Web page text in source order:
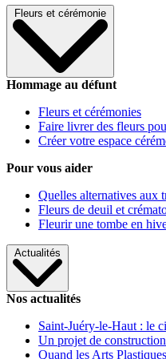
Fleurs et cérémonie
Hommage au défunt
Fleurs et cérémonies
Faire livrer des fleurs
Créer votre espace
Pour vous aider
Quelles alternatives aux
Fleurs de deuil et
Fleurir une tombe en
Actualités
Nos actualités
Saint-Juéry-le-Haut : le
Un projet de
Quand les Arts